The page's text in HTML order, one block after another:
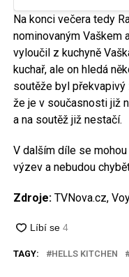
Na konci večera tedy
nominovaným Vaškem
vyloučil z kuchyně
kuchař, ale on hledá
soutěže byl překvapivý
že je v současnosti již
a na soutěž již nestačí.
V dalším díle se
výzev a nebudou
Zdroje: TVNova.cz,
TAGY: HELLS KITCHEN